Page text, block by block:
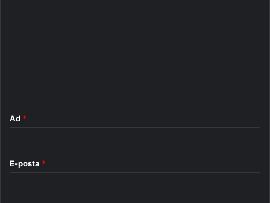
Ad *
E-posta *